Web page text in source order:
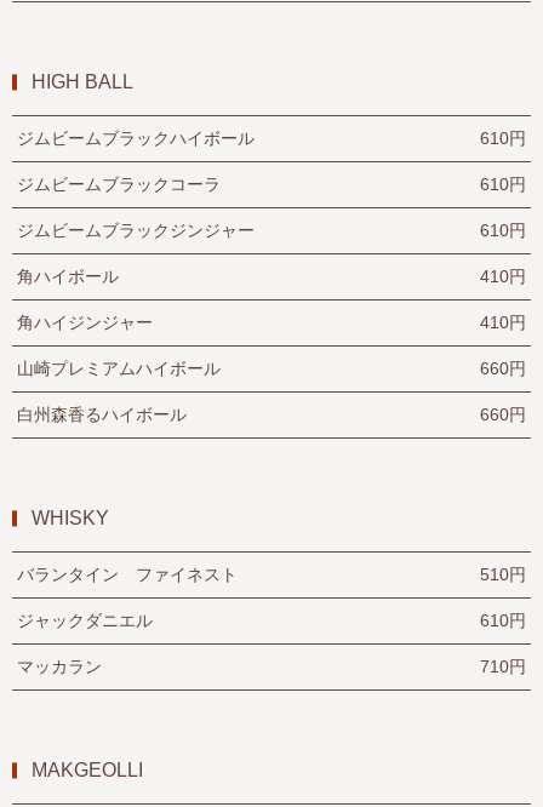
HIGH BALL
ジムビームブラックハイボール 610円
ジムビームブラックコーラ 610円
ジムビームブラックジンジャー 610円
角ハイボール 410円
角ハイジンジャー 410円
山崎プレミアムハイボール 660円
白州森香るハイボール 660円
WHISKY
バランタイン ファイネスト 510円
ジャックダニエル 610円
マッカラン 710円
MAKGEOLLI